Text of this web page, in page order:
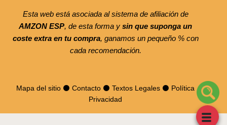
Esta web está asociada al sistema de afiliación de
AMZON ESP, de esta forma y sin que suponga un
coste extra en tu compra, ganamos un pequeño % con
cada recomendación.
Mapa del sitio ⚫ Contacto ⚫ Textos Legales ⚫ Política
Privacidad